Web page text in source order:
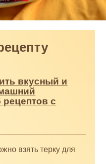
вкусный и
рецептов с
взять терку для